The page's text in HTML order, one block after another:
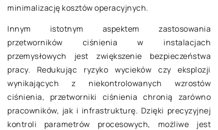
minimalizację kosztów operacyjnych.
Innym istotnym aspektem zastosowania
przetworników ciśnienia w instalacjach
przemysłowych jest zwiększenie bezpieczeństwa
pracy. Redukując ryzyko wycieków czy eksplozji
wynikających z niekontrolowanych wzrostów
ciśnienia, przetworniki ciśnienia chronią zarówno
pracowników, jak i infrastrukturę. Dzięki precyzyjnej
kontroli parametrów procesowych, możliwe jest